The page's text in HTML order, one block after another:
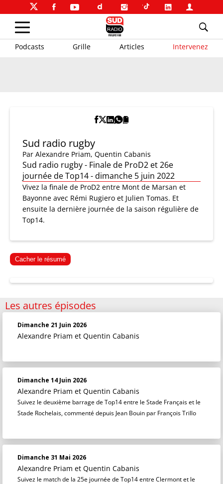
Podcasts Grille Articles Intervenez
Sud radio rugby
Par Alexandre Priam, Quentin Cabanis
Sud radio rugby - Finale de ProD2 et 26e
journée de Top14 - dimanche 5 juin 2022
Vivez la finale de ProD2 entre Mont de Marsan et
Bayonne avec Rémi Rugiero et Julien Tomas. Et
ensuite la dernière journée de la saison régulière de
Top14.
Cacher le résumé
Les autres épisodes
Dimanche 21 Juin 2026
Alexandre Priam et Quentin Cabanis
Dimanche 14 Juin 2026
Alexandre Priam et Quentin Cabanis
Suivez le deuxième barrage de Top14 entre le Stade Français et le
Stade Rochelais, commenté depuis Jean Bouin par François Trillo
Dimanche 31 Mai 2026
Alexandre Priam et Quentin Cabanis
Suivez le match de la 25e journée de Top14 entre Clermont et le